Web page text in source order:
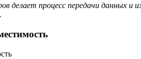
делает процесс передачи